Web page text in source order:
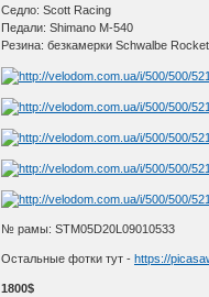
Седло: Scott Racing
Педали: Shimano M-540
Резина: безкамерки Schwalbe
№ рамы: STM05D20L09010533
Остальные фотки тут - https://
1800$